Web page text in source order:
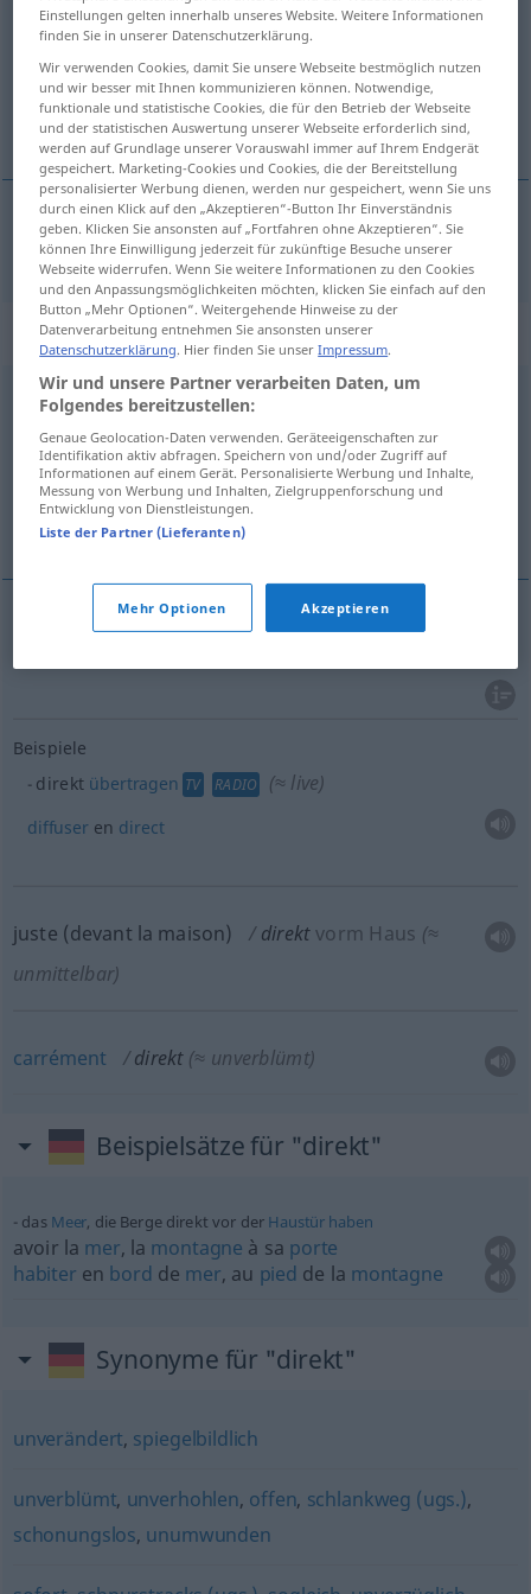
Übersicht aller Übersetzungen
(Für mehr Details die Übersetzung anklicken/antippen)
direct
direct direkt
„direkt“: Adverb
direkt [diˈrɛkt]adv
Übersicht aller Übersetzungen
(Für mehr Details die Übersetzung anklicken/antippen)
directement juste
Beispiele
direkt übertragen TV RADIO (≈ live)
diffuseren direct
juste (devant la maison) direkt vorm Haus (≈
unmittelbar)
carrément direkt (≈ unverblümt)
Beispielsätze für "direkt"
das Meer, die Berge direkt vor der Haustür haben
avoir la mer, la montagne à sa porte
habiter en bord de mer, au pied de la montagne
Synonyme für "direkt"
unverändert, spiegelbildlich
unverblümt, unverhohlen, offen, schlankweg (ugs.),
schonungslos, unumwunden
Einstellungen gelten innerhalb unseres Website. Weitere Informationen
finden Sie in unserer Datenschutzerklärung.
Wir verwenden Cookies, damit Sie unsere Webseite bestmöglich nutzen
und wir besser mit Ihnen kommunizieren können. Notwendige,
funktionale und statistische Cookies, die für den Betrieb der Webseite
und der statistischen Auswertung unserer Webseite erforderlich sind,
werden auf Grundlage unserer Vorauswahl immer auf Ihrem Endgerät
gespeichert. Marketing-Cookies und Cookies, die der Bereitstellung
personalisierter Werbung dienen, werden nur gespeichert, wenn Sie uns
durch einen Klick auf den „Akzeptieren“-Button Ihr Einverständnis
geben. Klicken Sie ansonsten auf „Fortfahren ohne Akzeptieren“. Sie
können Ihre Einwilligung jederzeit für zukünftige Besuche unserer
Webseite widerrufen. Wenn Sie weitere Informationen zu den Cookies
und den Anpassungsmöglichkeiten möchten, klicken Sie einfach auf den
Button „Mehr Optionen“. Weitergehende Hinweise zu der
Datenverarbeitung entnehmen Sie ansonsten unserer
Datenschutzerklärung. Hier finden Sie unserImpressum.
Wir und unsere Partner verarbeiten Daten, um
Folgendes bereitzustellen:
Genaue Geolocation-Daten verwenden. Geräteeigenschaften zur
Identifikation aktiv abfragen. Speichern von und/oder Zugriff auf
Informationen auf einem Gerät. Personalisierte Werbung und Inhalte,
Messung von Werbung und Inhalten, Zielgruppenforschung und
Entwicklung von Dienstleistungen.
Liste der Partner (Lieferanten)
Mehr Optionen Akzeptieren